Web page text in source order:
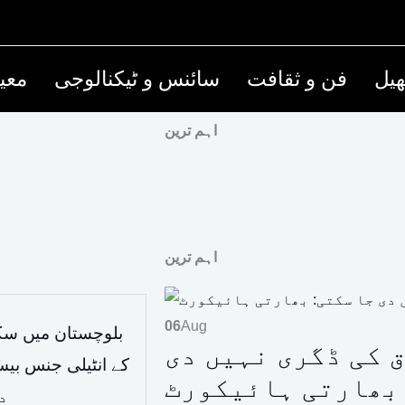
سائنس و ٹیکنالوجی فن و ثقافت
اہم ترین
بلوچستان میں
اہم ترین
06Aug
کی ڈگری نہیں دی
ہائیکورٹ